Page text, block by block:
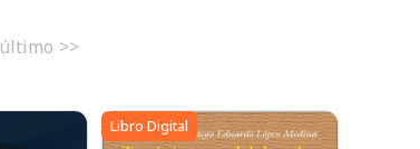
último
Libro Digital